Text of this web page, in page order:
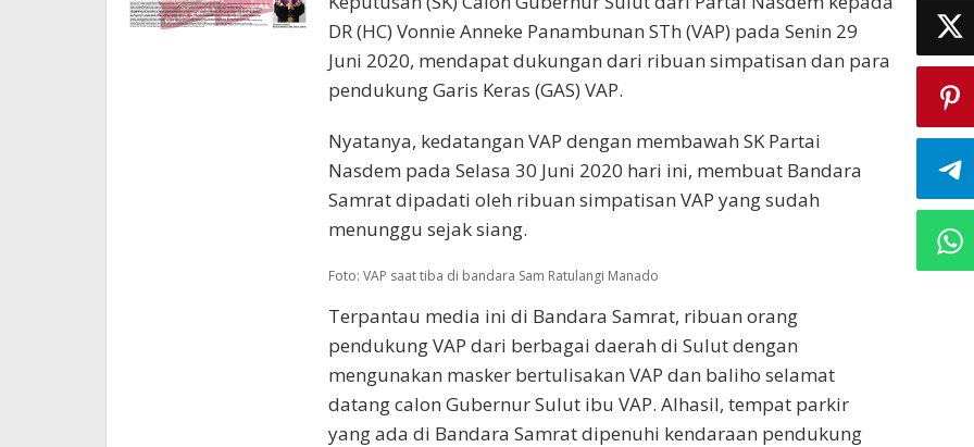
DR (HC) Vonnie Anneke Panambunan STh (VAP) pada Senin 29
Juni 2020, mendapat dukungan dari ribuan simpatisan dan para
pendukung Garis Keras (GAS) VAP.
Nyatanya, kedatangan VAP dengan membawah SK Partai
Nasdem pada Selasa 30 Juni 2020 hari ini, membuat Bandara
Samrat dipadati oleh ribuan simpatisan VAP yang sudah
menunggu sejak siang.
Foto: VAP saat tiba di bandara Sam Ratulangi Manado
Terpantau media ini di Bandara Samrat, ribuan orang
pendukung VAP dari berbagai daerah di Sulut dengan
mengunakan masker bertulisakan VAP dan baliho selamat
datang calon Gubernur Sulut ibu VAP. Alhasil, tempat parkir
yang ada di Bandara Samrat dipenuhi kendaraan pendukung